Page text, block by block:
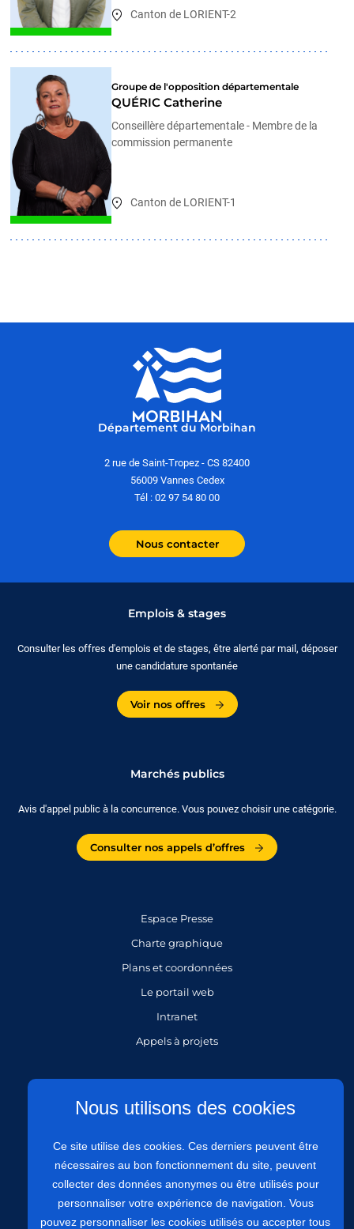
Canton de LORIENT-2
Groupe de l'opposition départementale
QUÉRIC Catherine
Conseillère départementale - Membre de la
commission permanente
Canton de LORIENT-1
Département du Morbihan
2 rue de Saint-Tropez - CS 82400
56009 Vannes Cedex
Tél : 02 97 54 80 00
Nous contacter
Emplois & stages
Consulter les offres d'emplois et de stages, être alerté par mail, déposer
une candidature spontanée
Voir nos offres
Marchés publics
Avis d'appel public à la concurrence. Vous pouvez choisir une catégorie.
Consulter nos appels d’offres
Espace Presse
Charte graphique
Plans et coordonnées
Le portail web
Intranet
Appels à projets
Politique de protection des données personnelles
Politique de confidentialité
Accessibilité : site partiellement conforme à 81,97%
Nous utilisons des cookies
Ce site utilise des cookies. Ces derniers peuvent être
nécessaires au bon fonctionnement du site, peuvent
collecter des données anonymes ou être utilisés pour
personnaliser votre expérience de navigation. Vous
pouvez personnaliser les cookies utilisés ou accepter tous